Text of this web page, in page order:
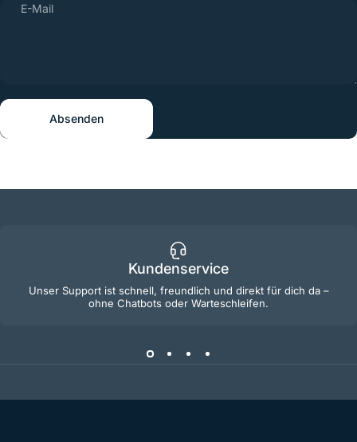
E-Mail
Absenden
Absenden
Kundenservice
Unser Support ist schnell, freundlich und direkt für dich da –
ohne Chatbots oder Warteschleifen.